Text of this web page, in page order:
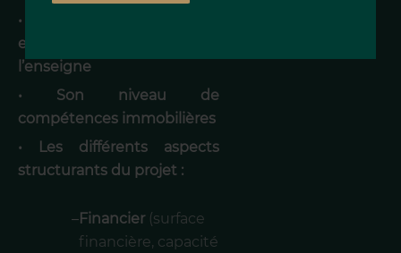
• La cohésion des valeurs
entre le franchisé et
l’enseigne
• Son niveau de
compétences immobilières
• Les différents aspects
structurants du projet :
– Financier(surface
financière, capacité